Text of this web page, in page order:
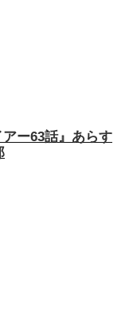
アー63話』あらす